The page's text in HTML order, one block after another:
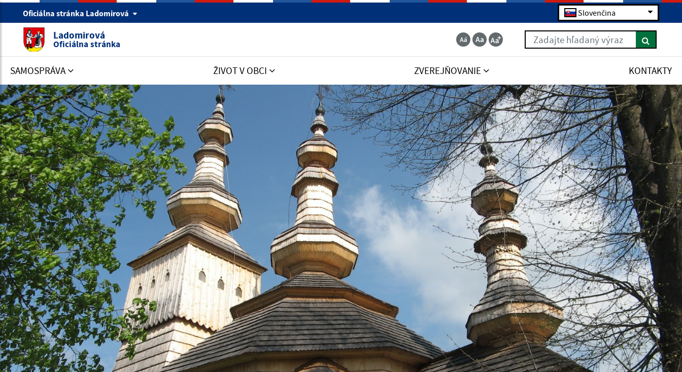
Oficiálna stránka Ladomirová Slovenčina
Ladomirová
Oficiálna stránka
Zadajte hľadaný výraz
SAMOSPRÁVA ŽIVOT V OBCI ZVEREJŇOVANIE KONTAKTY